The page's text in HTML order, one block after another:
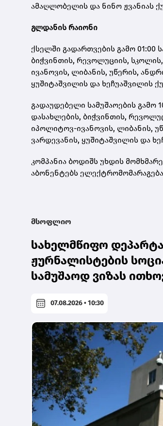
ამაღლობელის და ნინო ჟვანიას
გლდანის რაიონი
ქსელში გადართვების გამო 01:00
ბიჭვინთის, რევოლუციის,
ივანოვის, ლიბანის, უწერის,
ყუშიტაშვილის და ხეჩუაშვილის
გადაუდებელი სამუშაოების გამო
დასახლების, ბიჭვინთის,
იპოლიტოვ-ივანოვის, ლიბანის,
ვარდევანის, ყუშიტაშვილის და
კომპანია ბოდიშს უხდის
აბონენტებს
მსოფლიო
სახელმწიფო
ჟურნალისტების
სამუშაოდ ვიზას
07.08.2026 • 10:30